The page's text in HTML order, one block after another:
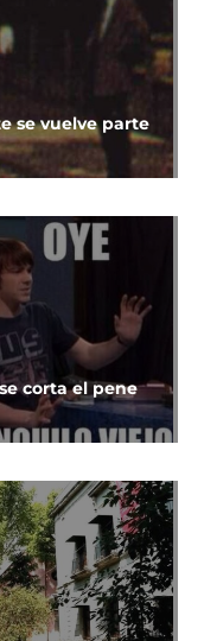
se vuelve parte
corta el pene